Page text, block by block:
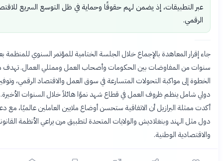
إذ يضمن لهم حقوقًا وحماية في ظل التوسع السريع للاقتصاد
المعاهدة بالإجماع خلال الجلسة الختامية للمؤتمر السنوي للمنظمة بعد
المفاوضات بين الحكومات وأصحاب العمل وممثلي العمال. تهدف هذه
مواكبة التحولات المتسارعة في سوق العمل والاقتصاد الرقمي، وتوفير إطار
ينظم ظروف العمل في قطاع شهد نموًا هائلاً خلال السنوات الأخيرة. وقد
البرازيل أن الاتفاقية ستحسن أوضاع ملايين العاملين عالميًا، مع دعوات من
وبنغلاديش والولايات المتحدة لتطبيق مرن يراعي الأنظمة القانونية
الوطنية.